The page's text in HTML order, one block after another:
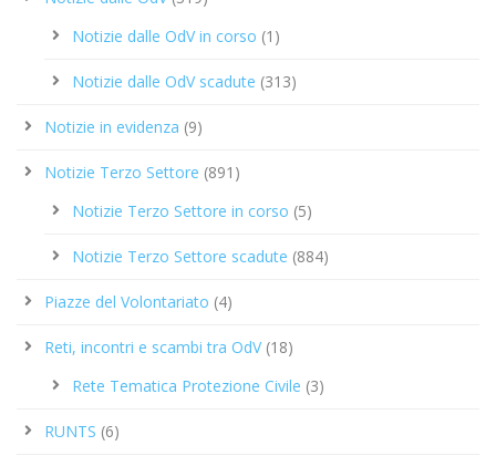
Notizie dalle OdV in corso (1)
Notizie dalle OdV scadute (313)
Notizie in evidenza (9)
Notizie Terzo Settore (891)
Notizie Terzo Settore in corso (5)
Notizie Terzo Settore scadute (884)
Piazze del Volontariato (4)
Reti, incontri e scambi tra OdV(18)
Rete Tematica Protezione Civile (3)
RUNTS (6)